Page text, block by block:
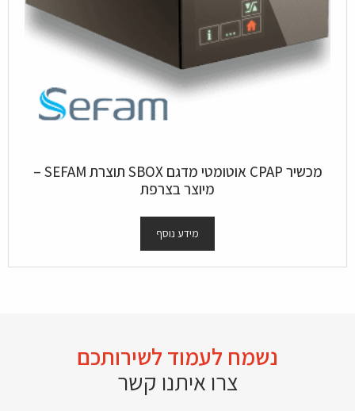
מכשיר CPAP אוטומטי מדגם SBOX תוצרת SEFAM –
מיוצר בצרפת
מידע נוסף
נשמח לעמוד לשירותכם
צרו איתנו קשר